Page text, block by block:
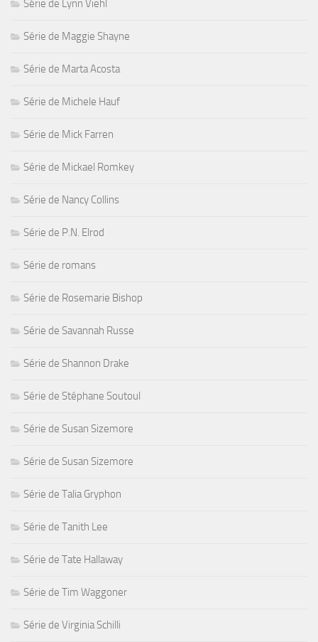
Série de Lynn Viehl
Série de Maggie Shayne
Série de Marta Acosta
Série de Michele Hauf
Série de Mick Farren
Série de Mickael Romkey
Série de Nancy Collins
Série de P.N. Elrod
Série de romans
Série de Rosemarie Bishop
Série de Savannah Russe
Série de Shannon Drake
Série de Stéphane Soutoul
Série de Susan Sizemore
Série de Susan Sizemore
Série de Talia Gryphon
Série de Tanith Lee
Série de Tate Hallaway
Série de Tim Waggoner
Série de Virginia Schilli